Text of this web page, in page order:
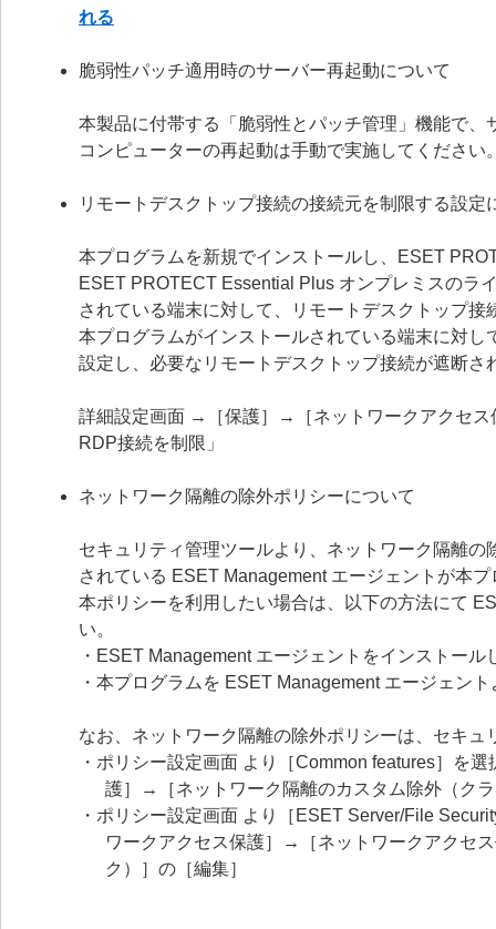
れる
脆弱性パッチ適用時のサーバー再起動について
本製品に付帯する「脆弱性とパッチ管理」機能で
コンピューターの再起動は手動で実施してください
リモートデスクトップ接続の接続元を制限する設定
本プログラムを新規でインストールし、ESET
ESET PROTECT Essential Plus オンプレミスのラ
されている端末に対して、リモートデスクトップ
本プログラムがインストールされている端末に対
設定し、必要なリモートデスクトップ接続が遮断さ
詳細設定画面 →［保護］→［ネットワークアクセ
RDP接続を制限」
ネットワーク隔離の除外ポリシーについて
セキュリティ管理ツールより、ネットワーク隔離
されている ESET Management エージェントが本
本ポリシーを利用したい場合は、以下の方法にて
い。
・ESET Management エージェントをインストー
・本プログラムを ESET Management エージェン
なお、ネットワーク隔離の除外ポリシーは、セキ
・ポリシー設定画面 より［Common features］を
護］→［ネットワーク隔離のカスタム除外（ク
・ポリシー設定画面 より［ESET Server/File
ワークアクセス保護］→［ネットワークアクセ
ク）］の［編集］